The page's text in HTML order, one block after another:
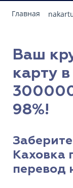
Главная
Ваш
карту
98%!
Каховка
перевод